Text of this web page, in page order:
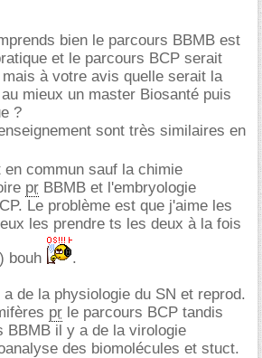
bien le parcours BBMB est
et le parcours BCP serait
à votre avis quelle serait la
mieux un master Biosanté puis
?
sont très similaires en
en commun sauf la chimie
pr BBMB et l'embryologie
Le problème est que j'aime les
les prendre ts les deux à la fois
bouh
.
de la physiologie du SN et reprod.
pr le parcours BCP tandis
BBMB il y a de la virologie
des biomolécules et stuct.